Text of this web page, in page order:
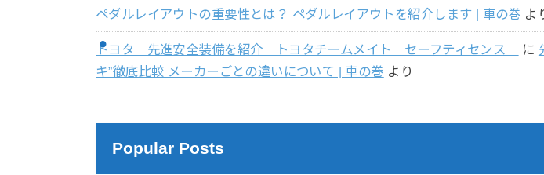
ペダルレイアウトの重要性とは？ ペダルレイアウトを紹介します | 車の巻 よ
トヨタ 先進安全装備を紹介 トヨタチームメイト セーフティセンス に
キ”徹底比較 メーカーごとの違いについて | 車の巻 より
Popular Posts